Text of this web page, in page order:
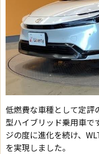
低燃費な車種として定評
型ハイブリッド乗用車で
ジの度に進化を続け、
を実現しました。